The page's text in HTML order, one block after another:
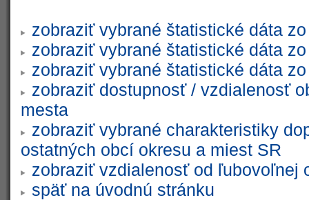
zobraziť vybrané štatistické dáta
zobraziť vybrané štatistické dáta
zobraziť vybrané štatistické dáta
zobraziť dostupnosť / vzdialenosť
mesta
zobraziť vybrané charakteristiky
ostatných obcí okresu a miest SR
zobraziť vzdialenosť od ľubovoľnej
späť na úvodnú stránku